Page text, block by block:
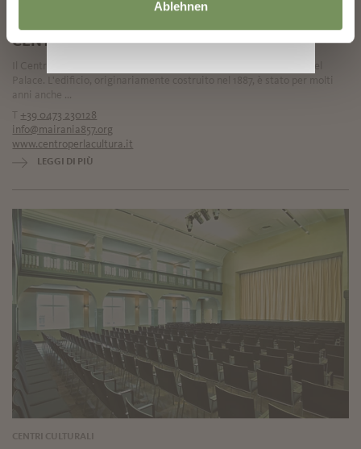
Ablehnen
CENTRO PER LA CULTURA - MAIRANIA 857
Palace. L'edificio, originariamente costruito nel 1887, è stato per molti
anni anche ...
T +39 0473 230128
info@mairania857.org
www.centroperlacultura.it
LEGGI DI PIÙ
CENTRI CULTURALI